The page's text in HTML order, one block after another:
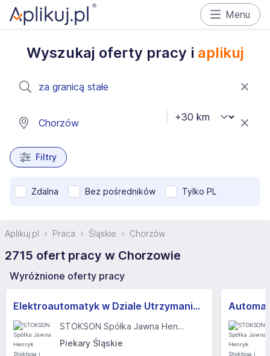
Menu
Wyszukaj oferty pracy i aplikuj
Filtry
Zdalna Bez pośredników Tylko PL
Aplikuj.pl Praca Śląskie Chorzów
2715 ofert pracy w Chorzowie
Wyróżnione oferty pracy
Elektroautomatyk w Dziale Utrzymania Ruchu (k/m)
STOKSON Spółka Jawna Henryk Stokłosa i Wspólnicy
Piekary Śląskie